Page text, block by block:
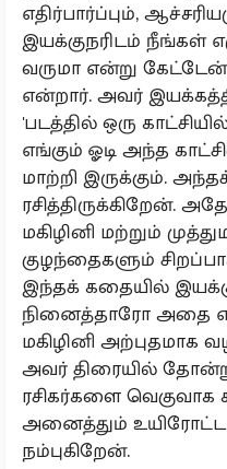
எதிர்பார்ப்பும்,
இயக்குநரிடம் நீங்கள்
வருமா என்று
என்றார். அவர்
'படத்தில் ஒரு
எங்கும் ஓடி அந்த
மாற்றி இருக்கும்.
ரசித்திருக்கிறேன்.
மகிழினி மற்றும்
குழந்தைகளும்
இந்தக் கதையில்
நினைத்தாரோ அதை
மகிழினி அற்புதமாக
அவர் திரையில்
ரசிகர்களை வெகுவாக
அனைத்தும்
நம்புகிறேன்.